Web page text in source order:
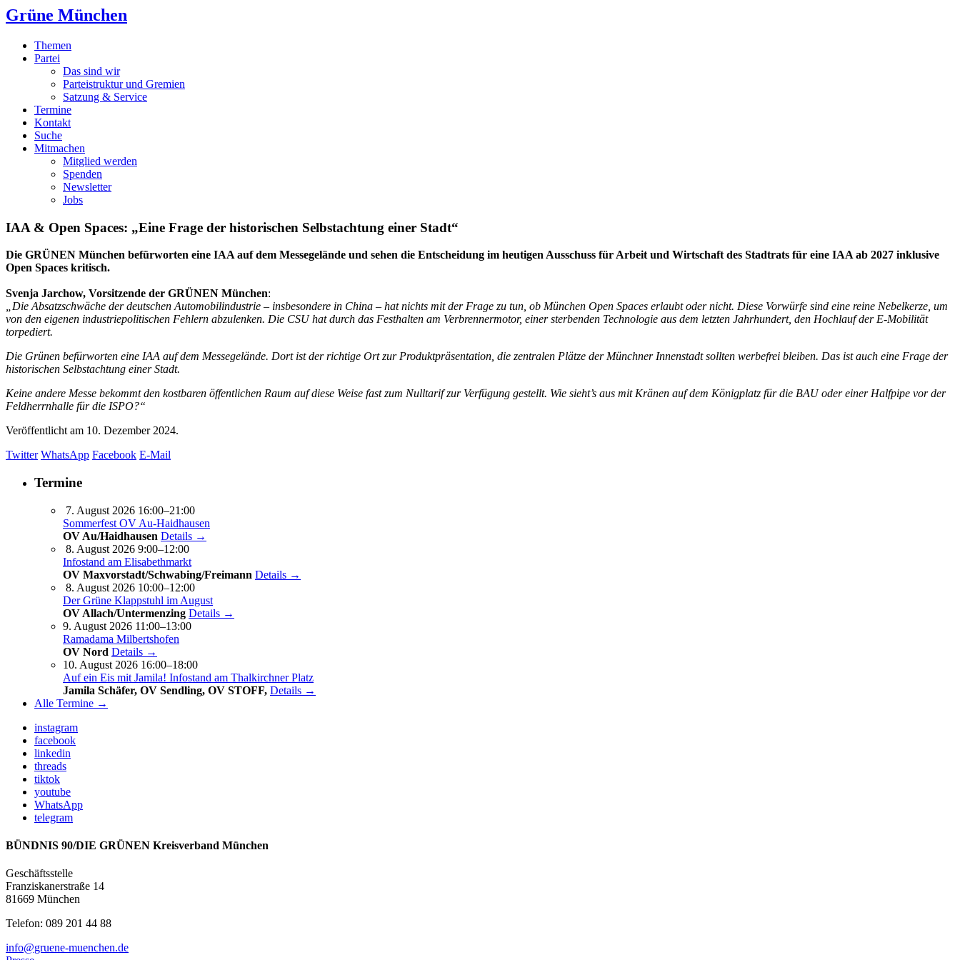
Grüne München
Themen
Partei
Das sind wir
Parteistruktur und Gremien
Satzung & Service
Termine
Kontakt
Suche
Mitmachen
Mitglied werden
Spenden
Newsletter
Jobs
IAA & Open Spaces: „Eine Frage der historischen Selbstachtung einer Stadt“
Die GRÜNEN München befürworten eine IAA auf dem Messegelände und sehen die Entscheidung im heutigen Ausschuss für Arbeit und Wirtschaft des Stadtrats für eine IAA ab 2027 inklusive
Open Spaces kritisch.
Svenja Jarchow, Vorsitzende der GRÜNEN München:
„Die Absatzschwäche der deutschen Automobilindustrie – insbesondere in China – hat nichts mit der Frage zu tun, ob München Open Spaces erlaubt oder nicht. Diese Vorwürfe sind eine reine Nebelkerze, um
von den eigenen industriepolitischen Fehlern abzulenken. Die CSU hat durch das Festhalten am Verbrennermotor, einer sterbenden Technologie aus dem letzten Jahrhundert, den Hochlauf der E-Mobilität
torpediert.
Die Grünen befürworten eine IAA auf dem Messegelände. Dort ist der richtige Ort zur Produktpräsentation, die zentralen Plätze der Münchner Innenstadt sollten werbefrei bleiben. Das ist auch eine Frage der
historischen Selbstachtung einer Stadt.
Keine andere Messe bekommt den kostbaren öffentlichen Raum auf diese Weise fast zum Nulltarif zur Verfügung gestellt. Wie sieht’s aus mit Kränen auf dem Königplatz für die BAU oder einer Halfpipe vor der
Feldherrnhalle für die ISPO?“
Veröffentlicht am 10. Dezember 2024.
Twitter WhatsApp Facebook E-Mail
Termine
7. August 2026 16:00–21:00
Sommerfest OV Au-Haidhausen
OV Au/Haidhausen Details →
8. August 2026 9:00–12:00
Infostand am Elisabethmarkt
OV Maxvorstadt/Schwabing/Freimann Details →
8. August 2026 10:00–12:00
Der Grüne Klappstuhl im August
OV Allach/Untermenzing Details →
9. August 2026 11:00–13:00
Ramadama Milbertshofen
OV Nord Details →
10. August 2026 16:00–18:00
Auf ein Eis mit Jamila! Infostand am Thalkirchner Platz
Jamila Schäfer, OV Sendling, OV STOFF, Details →
Alle Termine →
instagram
facebook
linkedin
threads
tiktok
youtube
WhatsApp
telegram
BÜNDNIS 90/DIE GRÜNEN Kreisverband München
Geschäftsstelle
Franziskanerstraße 14
81669 München
Telefon: 089 201 44 88
info@gruene-muenchen.de